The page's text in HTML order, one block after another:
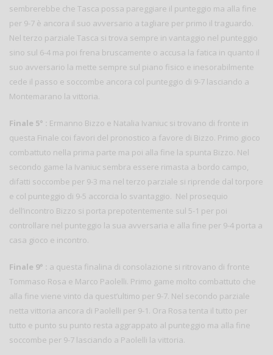
sembrerebbe che Tasca possa pareggiare il punteggio ma alla fine
per 9-7 è ancora il suo avversario a tagliare per primo il traguardo.
Nel terzo parziale Tasca si trova sempre in vantaggio nel punteggio
sino sul 6-4 ma poi frena bruscamente o accusa la fatica in quanto il
suo avversario la mette sempre sul piano fisico e inesorabilmente
cede il passo e soccombe ancora col punteggio di 9-7 lasciando a
Montemarano la vittoria.
Finale 5° : Ermanno Bizzo e Natalia Ivaniuc si trovano di fronte in
questa Finale coi favori del pronostico a favore di Bizzo. Primo gioco
combattuto nella prima parte ma poi alla fine la spunta Bizzo. Nel
secondo game la Ivaniuc sembra essere rimasta a bordo campo,
difatti soccombe per 9-3 ma nel terzo parziale si riprende dal torpore
e col punteggio di 9-5 accorcia lo svantaggio. Nel prosequio
dell’incontro Bizzo si porta prepotentemente sul 5-1 per poi
controllare nel punteggio la sua avversaria e alla fine per 9-4 porta a
casa gioco e incontro.
Finale 9° : a questa finalina di consolazione si ritrovano di fronte
Tommaso Rosa e Marco Paolelli. Primo game molto combattuto che
alla fine viene vinto da quest’ultimo per 9-7. Nel secondo parziale
netta vittoria ancora di Paolelli per 9-1. Ora Rosa tenta il tutto per
tutto e punto su punto resta aggrappato al punteggio ma alla fine
soccombe per 9-7 lasciando a Paolelli la vittoria.